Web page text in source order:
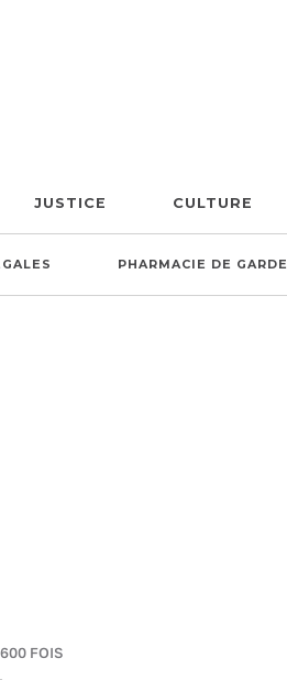
JUSTICE CULTURE
PHARMACIE DE GARDE
FOIS